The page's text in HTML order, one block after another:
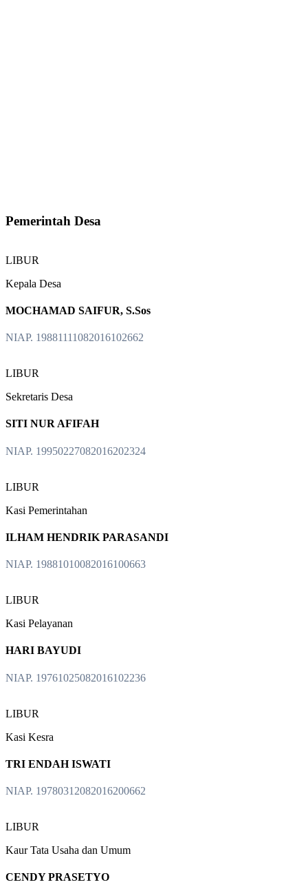
Pemerintah Desa
LIBUR
Kepala Desa
MOCHAMAD SAIFUR, S.Sos
NIAP. 19881111082016102662
LIBUR
Sekretaris Desa
SITI NUR AFIFAH
NIAP. 19950227082016202324
LIBUR
Kasi Pemerintahan
ILHAM HENDRIK PARASANDI
NIAP. 19881010082016100663
LIBUR
Kasi Pelayanan
HARI BAYUDI
NIAP. 19761025082016102236
LIBUR
Kasi Kesra
TRI ENDAH ISWATI
NIAP. 19780312082016200662
LIBUR
Kaur Tata Usaha dan Umum
CENDY PRASETYO